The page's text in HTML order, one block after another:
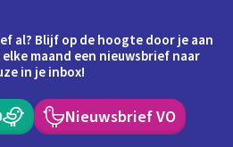
al? Blijf op de hoogte door je aan
maand een nieuwsbrief naar
in je inbox!
Nieuwsbrief VO